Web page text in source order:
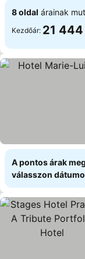
8 oldal árainak
Kezdőár: 21 444
A pontos árak
válasszon